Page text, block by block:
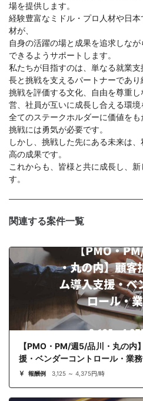
場を提供します。
経験豊富なミドル・プロ人材や日
材が、
自身の活躍の場と成果を追求しな
できるようサポートします。
私たちが目指すのは、単なる就業
⾧と挑戦を支えるパートナーであり
挑戦を評価する文化、自由を尊重
営、社員が互いに成⾧し合える環境
全てのステークホルダーに価値をも
挑戦には勇気が必要です。
しかし、挑戦した先にある未来は
高の成果です。
これからも、皆様と共に成⾧し、
す。
関連する案件一覧
【PMO・PM/週5/品川・丸の内
援・ベンダーコントロール・業
報酬例 3,125 ～ 4,375円/時